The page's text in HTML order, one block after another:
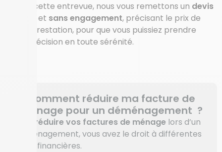
Après cette entrevue, nous vous remettons un devis
et sans engagement, précisant le prix de
votre prestation, pour que vous puissiez prendre
votre décision en toute sérénité.
Comment réduire ma facture de
ménage pour un déménagement ?
réduire vos factures de ménage lors d’un
déménagement, vous avez le droit à différentes
aides financières.